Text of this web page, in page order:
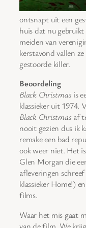
ontsnapt uit een
huis dat nu
meiden van
kerstavond vallen
gestoorde killer.
Beoordeling
Black Christmas is
klassieker uit 1974.
Black Christmas af
nooit gezien dus ik
remake een bad
ook weer niet. Het
Glen Morgan die
afleveringen
klassieker Home!)
films.
Waar het mis gaat